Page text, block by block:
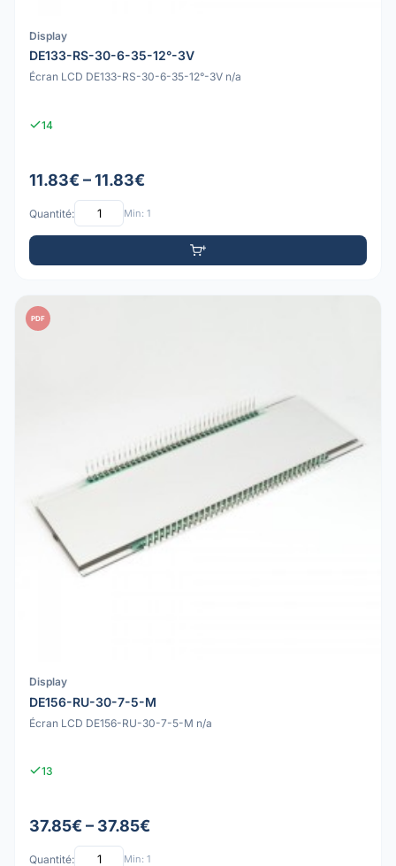
Display
DE133-RS-30-6-35-12°-3V
Écran LCD DE133-RS-30-6-35-12°-3V n/a
14
11.83€ – 11.83€
Quantité: Min: 1
PDF
Display
DE156-RU-30-7-5-M
Écran LCD DE156-RU-30-7-5-M n/a
13
37.85€ – 37.85€
Quantité: Min: 1